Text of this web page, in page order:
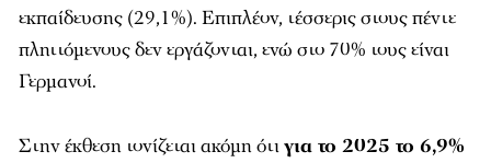
εκπαίδευσης (29,1%). Επιπλέον, τέσσερις στους πέντε
πληττόμενους δεν εργάζονται, ενώ στο 70% τους είναι
Γερμανοί.
Στην έκθεση τονίζεται ακόμη ότιγια το 2025 το 6,9%